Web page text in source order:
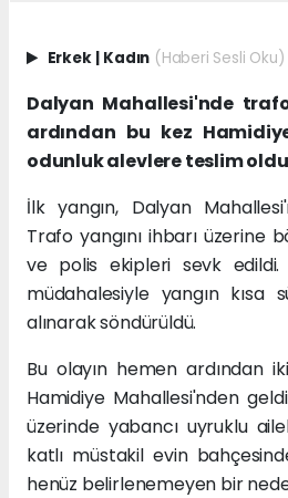
Erkek | Kadın (Haberi Sesli Oku)
Dalyan Mahallesi'nde
ardından bu kez
odunluk alevlere teslim
İlk yangın, Dalyan
Trafo yangını ihbarı üzerine
ve polis ekipleri sevk edildi.
müdahalesiyle yangın kısa
alınarak söndürüldü.
Bu olayın hemen ardından
Hamidiye Mahallesi'nden
üzerinde yabancı uyruklu
katlı müstakil evin
henüz belirlenemeyen bir